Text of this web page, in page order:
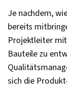
Je nachdem,
bereits
Projektleiter
Bauteile zu
sich die